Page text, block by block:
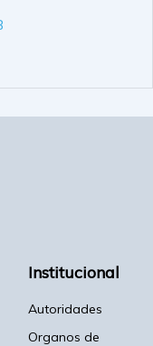
Institucional
Autoridades
Organos de